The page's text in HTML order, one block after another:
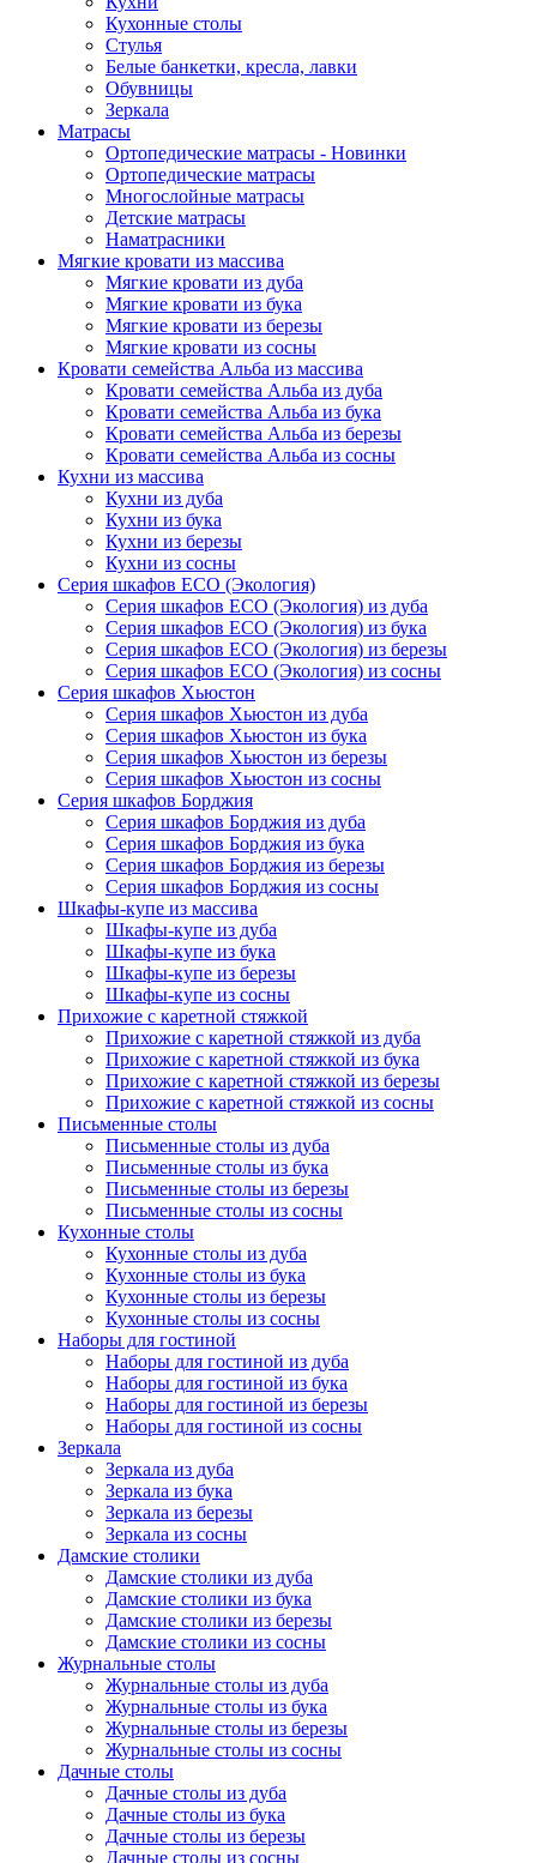
Кухонные столы
Стулья
Белые банкетки, кресла, лавки
Обувницы
Зеркала
Матрасы
Ортопедические матрасы - Новинки
Ортопедические матрасы
Многослойные матрасы
Детские матрасы
Наматрасники
Мягкие кровати из массива
Мягкие кровати из дуба
Мягкие кровати из бука
Мягкие кровати из березы
Мягкие кровати из сосны
Кровати семейства Альба из массива
Кровати семейства Альба из дуба
Кровати семейства Альба из бука
Кровати семейства Альба из березы
Кровати семейства Альба из сосны
Кухни из массива
Кухни из дуба
Кухни из бука
Кухни из березы
Кухни из сосны
Серия шкафов ECO (Экология)
Серия шкафов ECO (Экология) из дуба
Серия шкафов ECO (Экология) из бука
Серия шкафов ECO (Экология) из березы
Серия шкафов ECO (Экология) из сосны
Серия шкафов Хьюстон
Серия шкафов Хьюстон из дуба
Серия шкафов Хьюстон из бука
Серия шкафов Хьюстон из березы
Серия шкафов Хьюстон из сосны
Серия шкафов Борджия
Серия шкафов Борджия из дуба
Серия шкафов Борджия из бука
Серия шкафов Борджия из березы
Серия шкафов Борджия из сосны
Шкафы-купе из массива
Шкафы-купе из дуба
Шкафы-купе из бука
Шкафы-купе из березы
Шкафы-купе из сосны
Прихожие с каретной стяжкой
Прихожие с каретной стяжкой из дуба
Прихожие с каретной стяжкой из бука
Прихожие с каретной стяжкой из березы
Прихожие с каретной стяжкой из сосны
Письменные столы
Письменные столы из дуба
Письменные столы из бука
Письменные столы из березы
Письменные столы из сосны
Кухонные столы
Кухонные столы из дуба
Кухонные столы из бука
Кухонные столы из березы
Кухонные столы из сосны
Наборы для гостиной
Наборы для гостиной из дуба
Наборы для гостиной из бука
Наборы для гостиной из березы
Наборы для гостиной из сосны
Зеркала
Зеркала из дуба
Зеркала из бука
Зеркала из березы
Зеркала из сосны
Дамские столики
Дамские столики из дуба
Дамские столики из бука
Дамские столики из березы
Дамские столики из сосны
Журнальные столы
Журнальные столы из дуба
Журнальные столы из бука
Журнальные столы из березы
Журнальные столы из сосны
Дачные столы
Дачные столы из дуба
Дачные столы из бука
Дачные столы из березы
Дачные столы из сосны